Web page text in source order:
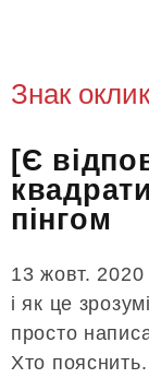
Знак
[Є
пінгом
13 жовт. 2020
і як це
просто
Хто пояснить.